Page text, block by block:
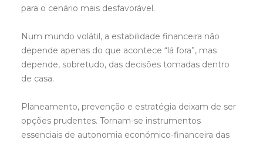
para o cenário mais desfavorável.
Num mundo volátil, a estabilidade financeira não
depende apenas do que acontece “lá fora”, mas
depende, sobretudo, das decisões tomadas dentro
de casa.
Planeamento, prevenção e estratégia deixam de ser
opções prudentes. Tornam-se instrumentos
essenciais de autonomia económico-financeira das